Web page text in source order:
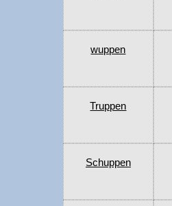
wuppen
Truppen
Schuppen